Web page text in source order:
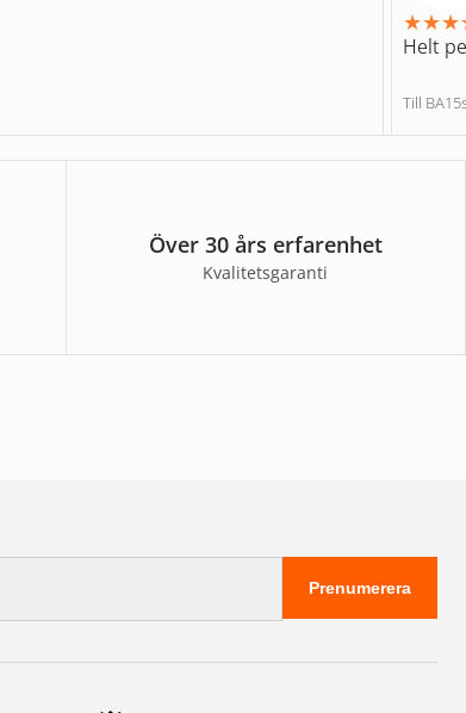
★★★
Helt
Till
Över 30 års erfarenhet
Kvalitetsgaranti
Prenumerera